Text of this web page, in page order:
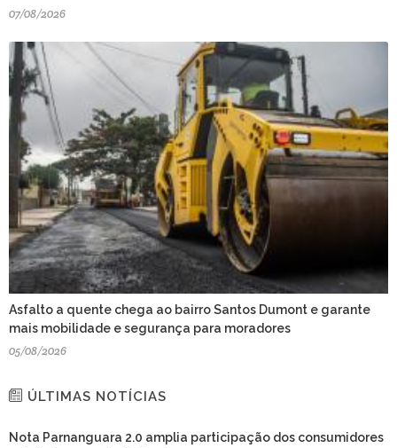
07/08/2026
Asfalto a quente chega ao bairro Santos Dumont e garante
mais mobilidade e segurança para moradores
05/08/2026
ÚLTIMAS NOTÍCIAS
Nota Parnanguara 2.0 amplia participação dos consumidores